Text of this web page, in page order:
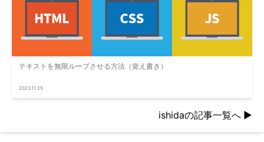
テキストを無限ループさせる方法（覚え書き）
2023.11.25
ishidaの記事一覧へ ▶︎